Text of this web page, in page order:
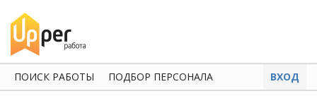
ПОИСК РАБОТЫ ПОДБОР ПЕРСОНАЛА ВХОД